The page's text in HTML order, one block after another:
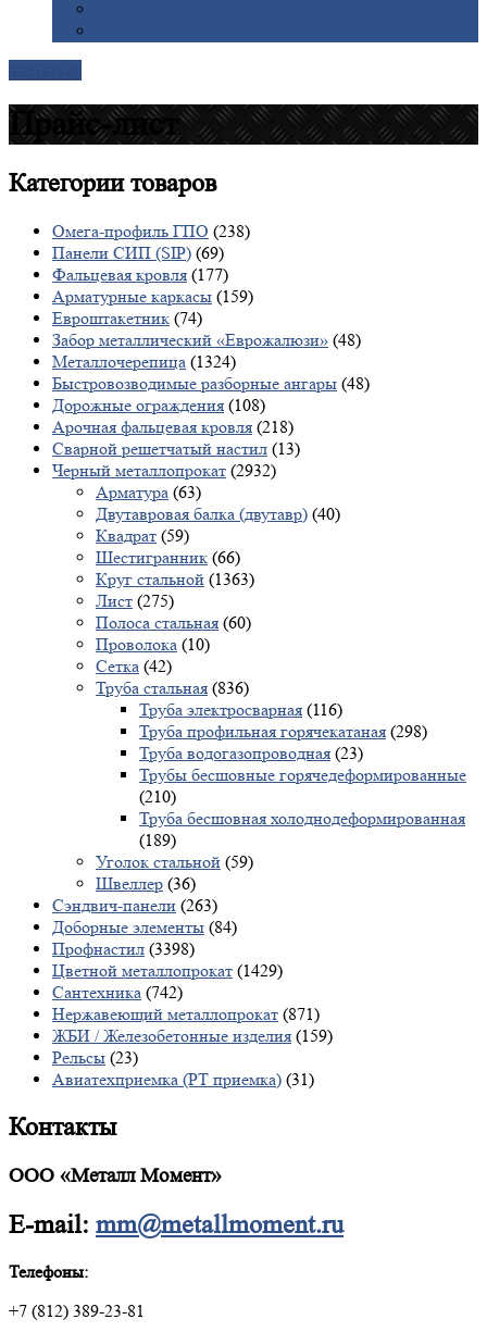
Прайс-лист
Категориитоваров
Омега-профиль ГПО (238)
Панели СИП (SIP) (69)
Фальцевая кровля (177)
Арматурные каркасы (159)
Евроштакетник (74)
Забор металлический «Еврожалюзи» (48)
Металлочерепица (1324)
Быстровозводимые разборные ангары (48)
Дорожные ограждения (108)
Арочная фальцевая кровля (218)
Сварной решетчатый настил (13)
Черный металлопрокат (2932)
Арматура (63)
Двутавровая балка (двутавр) (40)
Квадрат (59)
Шестигранник (66)
Круг стальной (1363)
Лист (275)
Полоса стальная (60)
Проволока (10)
Сетка (42)
Труба стальная (836)
Труба электросварная (116)
Труба профильная горячекатаная (298)
Труба водогазопроводная (23)
Трубы бесшовные горячедеформированные
(210)
Труба бесшовная холоднодеформированная
(189)
Уголок стальной (59)
Швеллер (36)
Сэндвич-панели (263)
Доборные элементы (84)
Профнастил (3398)
Цветной металлопрокат (1429)
Сантехника (742)
Нержавеющий металлопрокат (871)
ЖБИ / Железобетонные изделия (159)
Рельсы (23)
Авиатехприемка (РТ приемка) (31)
Контакты
ООО «Металл Момент»
E-mail: mm@metallmoment.ru
Телефоны:
+7 (812) 389-23-81